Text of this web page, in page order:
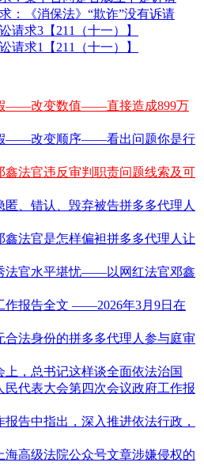
：《消保法》“欺诈”没有诉请
请求3【211（十一）】
请求1【211（十一）】
——改变数值——直接造成899万
——改变顺序——看出问题你是行
鑫法官违反审判职责问题线索及可
匿、错认、毁弃被告拼多多代理人
鑫法官是怎样偏袒拼多多代理人让
法官水平堪忧——以网红法官邓鑫
作报告全文 ——2026年3月9日在
合法身份的拼多多代理人参与庭审
上，总书记这样谈全面依法治国
民代表大会第四次会议政府工作报
告中指出，深入推进依法行政，
海高级法院公众号文章涉嫌侵权的